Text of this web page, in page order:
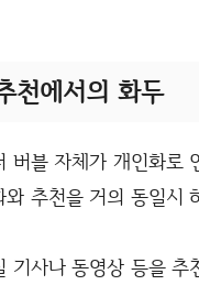
천에서의 화두
버블 자체가 개인화로
와 추천을 거의 동일시
기사나 동영상 등을 추